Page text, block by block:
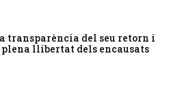
transparència del seu retorn i
llibertat dels encausats